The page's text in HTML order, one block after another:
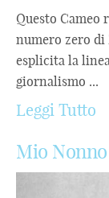
Questo Cameo
numero zero di
esplicita la
giornalismo ...
Leggi Tutto
Mio